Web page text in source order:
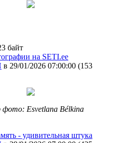
байт
на SETI.ee
в 29/01/2026 07:00:00 (153
Esvetlana Bélkina
- удивительная штука